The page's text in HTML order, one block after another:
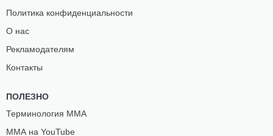
Политика конфиденциальности
О нас
Рекламодателям
Контакты
ПОЛЕЗНО
Терминология ММА
ММА на YouTube